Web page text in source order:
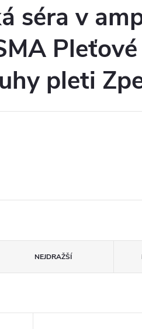
séra v
pleti
NEJDRAŽŠÍ